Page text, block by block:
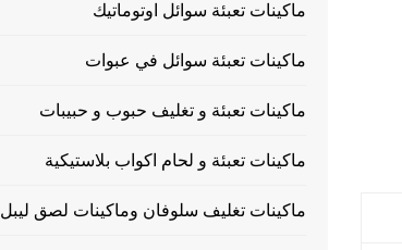
ماكينات تعبئة سوائل اوتوماتيك
ماكينات تعبئة سوائل في عبوات
ماكينات تعبئة و تغليف حبوب و حبيبات
ماكينات تعبئة و لحام اكواب بلاستيكية
ماكينات تغليف سلوفان وماكينات لصق ليبل